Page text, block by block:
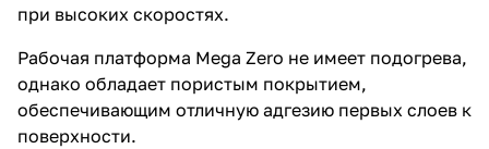
при высоких скоростях.
Рабочая платформа Mega Zero не имеет подогрева,
однако обладает пористым покрытием,
обеспечивающим отличную адгезию первых слоев к
поверхности.